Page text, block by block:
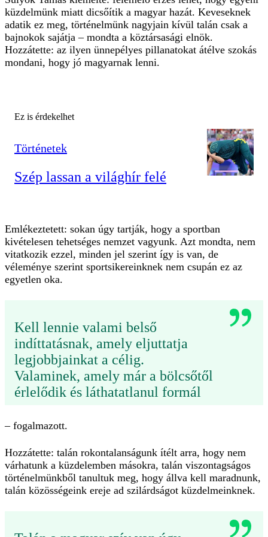
küzdelmünk miatt dicsőítik a magyar hazát. Keveseknek
adatik ez meg, történelmünk nagyjain kívül talán csak a
bajnokok sajátja – mondta a köztársasági elnök.
Hozzátette: az ilyen ünnepélyes pillanatokat átélve szokás
mondani, hogy jó magyarnak lenni.
Ez is érdekelhet
Történetek
Szép lassan a világhír felé
Emlékeztetett: sokan úgy tartják, hogy a sportban
kivételesen tehetséges nemzet vagyunk. Azt mondta, nem
vitatkozik ezzel, minden jel szerint így is van, de
véleménye szerint sportsikereinknek nem csupán ez az
egyetlen oka.
Kell lennie valami belső
indíttatásnak, amely eljuttatja
legjobbjainkat a célig.
Valaminek, amely már a bölcsőtől
érlelődik és láthatatlanul formál
– fogalmazott.
Hozzátette: talán rokontalanságunk ítélt arra, hogy nem
várhatunk a küzdelemben másokra, talán viszontagságos
történelmünkből tanultuk meg, hogy állva kell maradnunk,
talán közösségeink ereje ad szilárdságot küzdelmeinknek.